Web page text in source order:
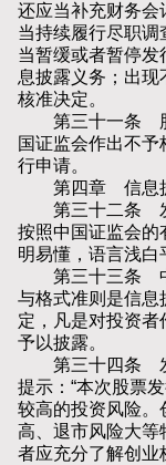
还应当补充财务会
当持续履行尽职调
当暂缓或者暂停
息披露义务；出现
核准决定。
第三十一条 股
国证监会作出不
行申请。
第四章 信息
第三十二条 发
按照中国证监会的
明易懂，语言浅白
第三十三条 中
与格式准则是信息
定，凡是对投资者
予以披露。
第三十四条 发
提示：“本次股票
较高的投资风险。
高、退市风险大等
者应充分了解创业